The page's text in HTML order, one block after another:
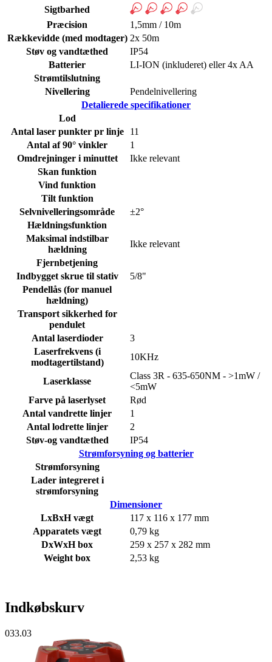
Sigtbarhed
Præcision
1,5mm / 10m
Rækkevidde (med modtager) 2x 50m
Støv og vandtæthed
IP54
Batterier
LI-ION (inkluderet) eller 4x AA
Strømtilslutning
Nivellering
Pendelnivellering
Detalierede specifikationer
Lod
Antal laser punkter pr linje
11
Antal af 90° vinkler
1
Omdrejninger i minuttet
Ikke relevant
Skan funktion
Vind funktion
Tilt funktion
Selvnivelleringsområde
±2°
Hældningsfunktion
Maksimal indstilbar
hældning
Ikke relevant
Fjernbetjening
Indbygget skrue til stativ
5/8"
Pendellås (for manuel
hældning)
Transport sikkerhed for
pendulet
Antal laserdioder
3
Laserfrekvens (i
modtagertilstand)
10KHz
Laserklasse
Class 3R - 635-650NM - >1mW /
<5mW
Farve på laserlyset
Rød
Antal vandrette linjer
1
Antal lodrette linjer
2
Støv-og vandtæthed
IP54
Strømforsyning og batterier
Strømforsyning
Lader integreret i
strømforsyning
Dimensioner
LxBxH vægt
117 x 116 x 177 mm
Apparatets vægt
0,79 kg
DxWxH box
259 x 257 x 282 mm
Weight box
2,53 kg
Indkøbskurv
033.03